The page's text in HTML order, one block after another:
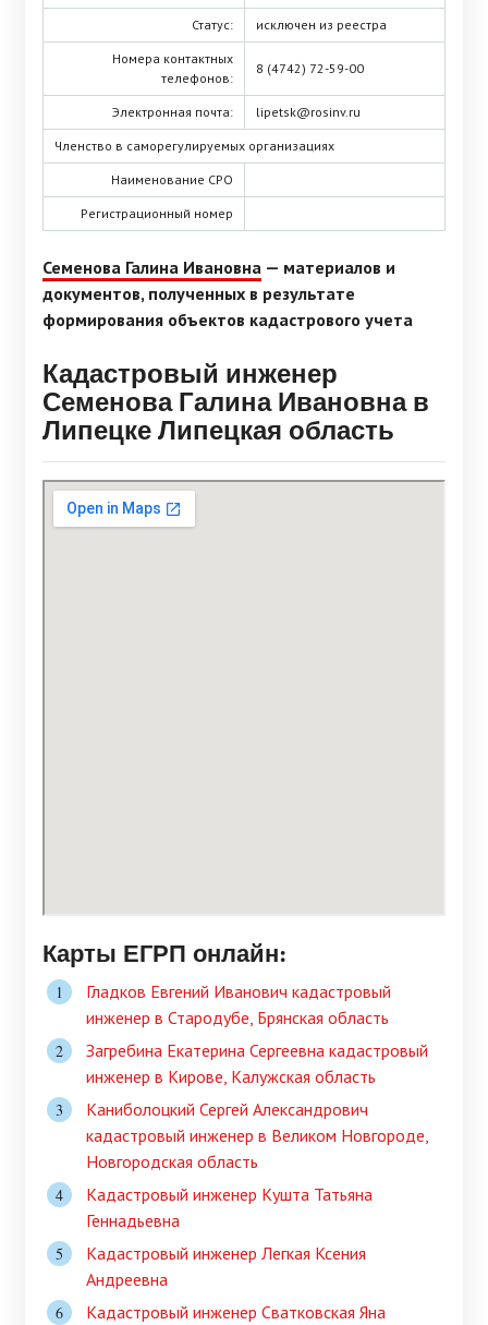
Статус: исключен из реестра
Номера контактных
телефонов:
8 (4742) 72-59-00
Электронная почта: lipetsk@rosinv.ru
Членство в саморегулируемых организациях
Наименование СРО
Регистрационный номер
Семенова Галина Ивановна — материалов и
документов, полученных в результате
формирования объектов кадастрового учета
Кадастровый инженер
Семенова Галина Ивановна в
Липецке Липецкая область
Карты ЕГРП онлайн:
Гладков Евгений Иванович кадастровый
инженер в Стародубе, Брянская область
Загребина Екатерина Сергеевна кадастровый
инженер в Кирове, Калужская область
Каниболоцкий Сергей Александрович
кадастровый инженер в Великом Новгороде,
Новгородская область
Кадастровый инженер Кушта Татьяна
Геннадьевна
Кадастровый инженер Легкая Ксения
Андреевна
Кадастровый инженер Сватковская Яна